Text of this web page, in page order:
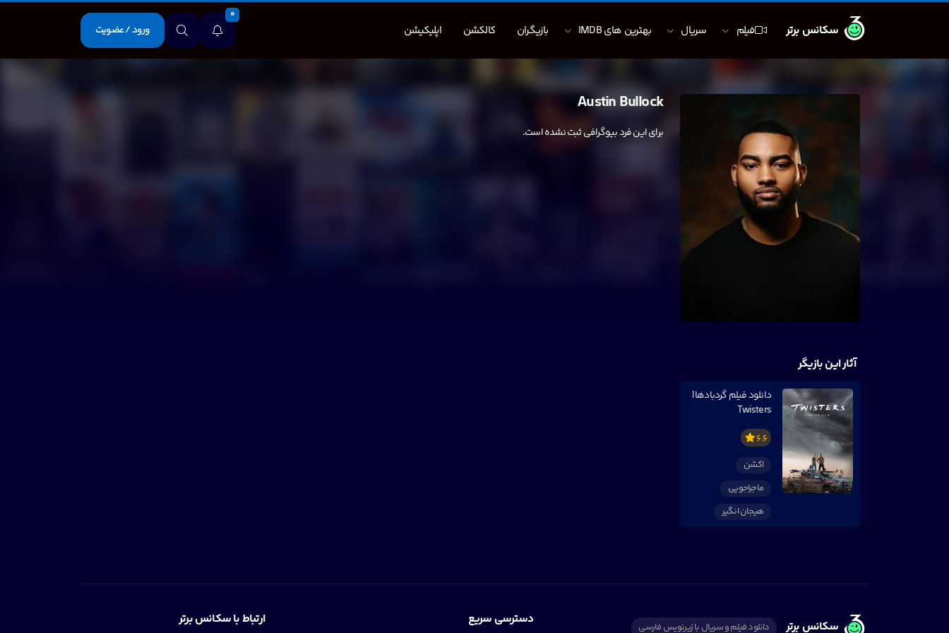
سکانس برتر فیلم سریال بهترین های IMDB بازیگران کالکشن اپلیکیشن
0
ورود / عضویت
Austin Bullock
برای این فرد بیوگرافی ثبت نشده است.
آثار این بازیگر
دانلود فیلم گردبادها |
Twisters
6.6
اکشن
ماجراجویی
هیجان انگیر
سکانس برتر دانلود فیلم و سریال با زیرنویس فارسی دسترسی سریع ارتباط با سکانس برتر